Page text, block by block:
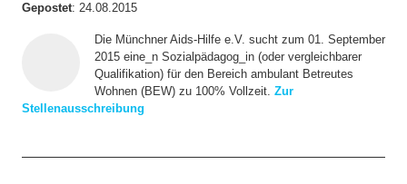
Gepostet: 24.08.2015
Die Münchner Aids-Hilfe e.V. sucht zum 01. September
2015 eine_n Sozialpädagog_in (oder vergleichbarer
Qualifikation) für den Bereich ambulant Betreutes
Wohnen (BEW) zu 100% Vollzeit. Zur
Stellenausschreibung